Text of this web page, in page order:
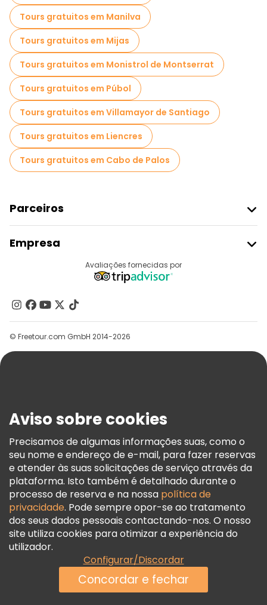
Tours gratuitos em Manilva
Tours gratuitos em Mijas
Tours gratuitos em Monistrol de Montserrat
Tours gratuitos em Púbol
Tours gratuitos em Villamayor de Santiago
Tours gratuitos em Liencres
Tours gratuitos em Cabo de Palos
Parceiros
Registo Do Fornecedor
Programa De Afiliados
Empresa
Contacte-Nos
Grupos
Ajuda
Termos E Informações Legais
Política De Cookies
Freetour Prémios
Programa De Fidelidade
Avaliações fornecidas por
© Freetour.com GmbH 2014-2026
Aviso sobre cookies
Precisamos de algumas informações suas, como o
seu nome e endereço de e-mail, para fazer reservas
e atender às suas solicitações de serviço através da
plataforma. Isto também é detalhado durante o
processo de reserva e na nossa política de
privacidade. Pode sempre opor-se ao tratamento
dos seus dados pessoais contactando-nos. O nosso
site utiliza cookies para otimizar a experiência do
utilizador.
Configurar/Discordar
Concordar e fechar